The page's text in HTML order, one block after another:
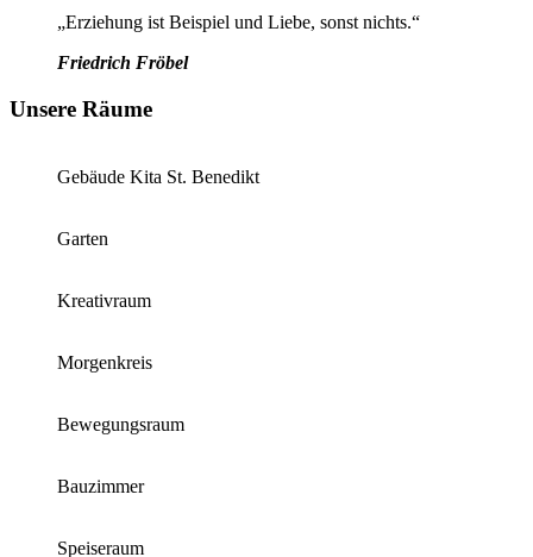
„Erziehung ist Beispiel und Liebe, sonst nichts.“
Friedrich Fröbel
Unsere Räume
Gebäude Kita St. Benedikt
Garten
Kreativraum
Morgenkreis
Bewegungsraum
Bauzimmer
Speiseraum